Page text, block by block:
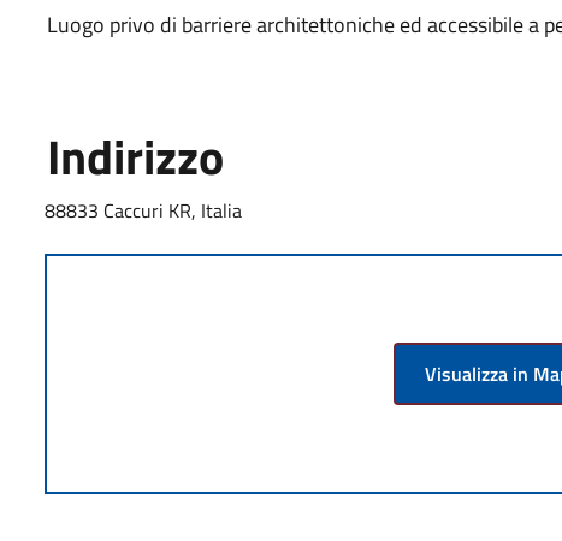
Luogo privo di barriere architettoniche ed accessibile a
Indirizzo
88833 Caccuri KR, Italia
Visualizza in